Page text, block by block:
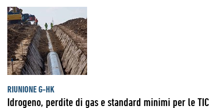
RIUNIONE G-HK
Idrogeno, perdite di gas e standard minimi per le TIC